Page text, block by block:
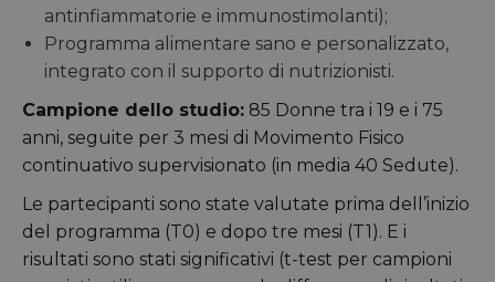
antinfiammatorie e immunostimolanti);
Programma alimentare sano e personalizzato,
integrato con il supporto di nutrizionisti.
Campione dello studio: 85 Donne tra i 19 e i 75
anni, seguite per 3 mesi di Movimento Fisico
continuativo supervisionato (in media 40 Sedute).
Le partecipanti sono state valutate prima dell’inizio
del programma (T0) e dopo tre mesi (T1). E i
risultati sono stati significativi (t-test per campioni